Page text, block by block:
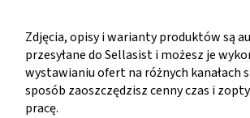
Zdjęcia, opisy i warianty produktów są
przesyłane do Sellasist i możesz je
wystawianiu ofert na różnych kanałach
sposób zaoszczędzisz cenny czas i
pracę.